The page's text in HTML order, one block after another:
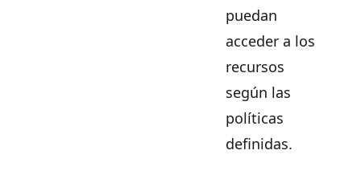
puedan
acceder a los
recursos
según las
políticas
definidas.